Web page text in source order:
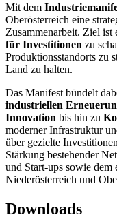
Mit dem
Oberösterreich eine
Zusammenarbeit. Ziel ist
für Investitionen zu
Produktionsstandorts zu
Land zu halten.
Das Manifest bündelt
industriellen
Innovation bis hin zu
moderner Infrastruktur
über gezielte
Stärkung bestehender
und Start-ups sowie dem
Niederösterreich und
Downloads